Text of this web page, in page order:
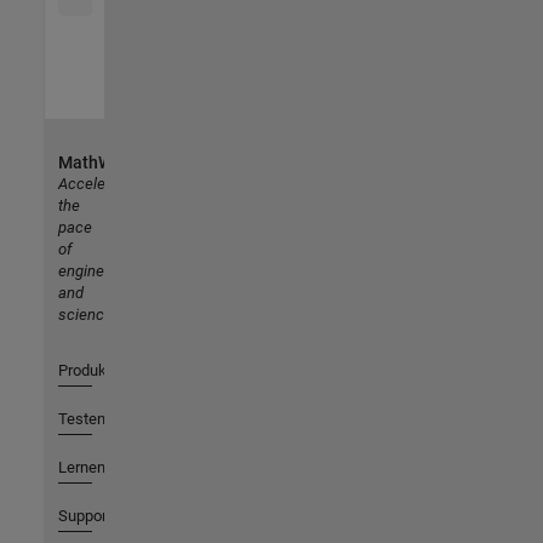
MathWorks
Accelerating
the
pace
of
engineering
and
science
Produkte
Testen oder Kaufen
Lernen
Support